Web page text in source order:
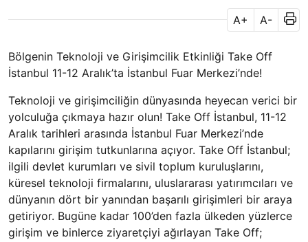
A+ A-
Bölgenin Teknoloji ve Girişimcilik Etkinliği Take Off
İstanbul 11-12 Aralık’ta İstanbul Fuar Merkezi’nde!
Teknoloji ve girişimciliğin dünyasında heyecan verici bir
yolculuğa çıkmaya hazır olun! Take Off İstanbul, 11-12
Aralık tarihleri arasında İstanbul Fuar Merkezi’nde
kapılarını girişim tutkunlarına açıyor. Take Off İstanbul;
ilgili devlet kurumları ve sivil toplum kuruluşlarını,
küresel teknoloji firmalarını, uluslararası yatırımcıları ve
dünyanın dört bir yanından başarılı girişimleri bir araya
getiriyor. Bugüne kadar 100’den fazla ülkeden yüzlerce
girişim ve binlerce ziyaretçiyi ağırlayan Take Off;